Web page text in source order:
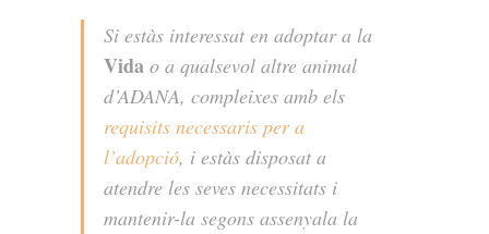
Si estàs interessat en adoptar a la
Vida o a qualsevol altre animal
d’ADANA, compleixes amb els
requisits necessaris per a
l’adopció, i estàs disposat a
atendre les seves necessitats i
mantenir-la segons assenyala la